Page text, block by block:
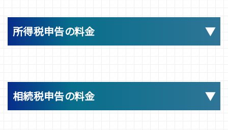
月次報酬
ただきます。原則として毎月ご訪問し、会計・税務処理の内容が適
切であるかをレビューさせていただきます。 単年度経営計画（予
所得税申告の料金
相続税申告の料金